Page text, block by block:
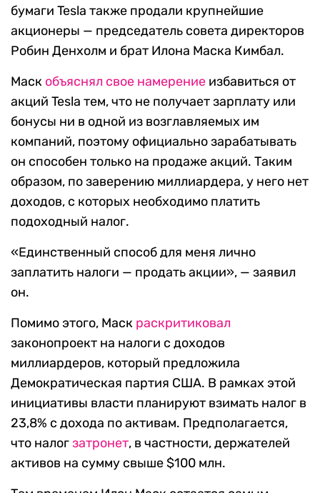
бумаги Tesla также продали крупнейшие
акционеры — председатель совета директоров
Робин Денхолм и брат Илона Маска Кимбал.
Маск объяснял свое намерение избавиться от
акций Tesla тем, что не получает зарплату или
бонусы ни в одной из возглавляемых им
компаний, поэтому официально зарабатывать
он способен только на продаже акций. Таким
образом, по заверению миллиардера, у него нет
доходов, с которых необходимо платить
подоходный налог.
«Единственный способ для меня лично
заплатить налоги — продать акции», — заявил
он.
Помимо этого, Маск раскритиковал
законопроект на налоги с доходов
миллиардеров, который предложила
Демократическая партия США. В рамках этой
инициативы власти планируют взимать налог в
23,8% с дохода по активам. Предполагается,
что налогзатронет, в частности, держателей
активов на сумму свыше $100 млн.